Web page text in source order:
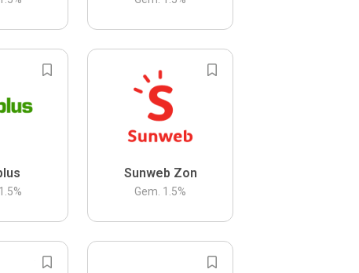
1.5%
Sunweb Zon
Gem. 1.5%